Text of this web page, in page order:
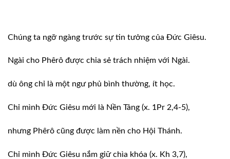
Chúng ta ngỡ ngàng trước sự tin tưởng của Ðức Giêsu.
Ngài cho Phêrô được chia sẻ trách nhiệm với Ngài.
dù ông chỉ là một ngư phủ bình thường, ít học.
Chỉ mình Ðức Giêsu mới là Nền Tảng (x. 1Pr 2,4-5),
nhưng Phêrô cũng được làm nền cho Hội Thánh.
Chỉ mình Ðức Giêsu nắm giữ chìa khóa (x. Kh 3,7),